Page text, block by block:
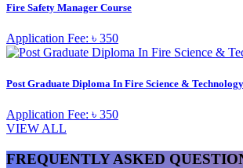
Fire Safety Manager Course
Application Fee: ৳ 350
Post Graduate Diploma In Fire Science & Technology
Application Fee: ৳ 350
VIEW ALL
FREQUENTLY ASKED